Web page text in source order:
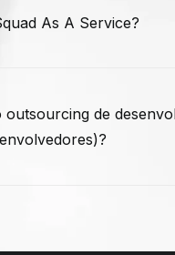
As A Service?
de